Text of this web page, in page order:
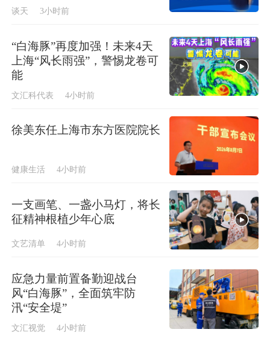
谈天 3小时前
“白海豚”再度加强！未来4天
上海“风长雨强”，警惕龙卷可
能
文汇科代表 4小时前
徐美东任上海市东方医院院长
健康生活 4小时前
一支画笔、一盏小马灯，将长
征精神根植少年心底
文艺清单 4小时前
应急力量前置备勤迎战台
风“白海豚”，全面筑牢防
汛“安全堤”
文汇视觉 4小时前